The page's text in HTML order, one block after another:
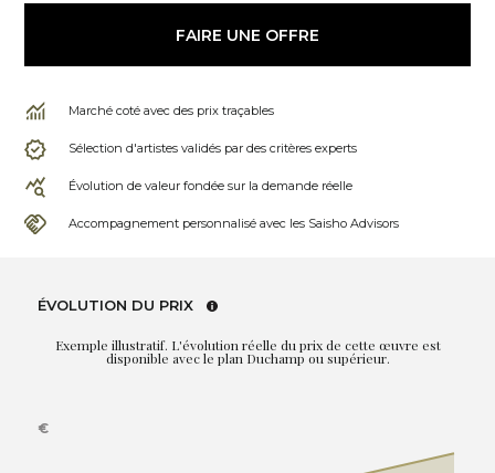
FAIRE UNE OFFRE
Marché coté avec des prix traçables
Sélection d'artistes validés par des critères experts
Évolution de valeur fondée sur la demande réelle
Accompagnement personnalisé avec les Saisho Advisors
ÉVOLUTION DU PRIX
Exemple illustratif. L'évolution réelle du prix de cette œuvre est
disponible avec le plan Duchamp ou supérieur.